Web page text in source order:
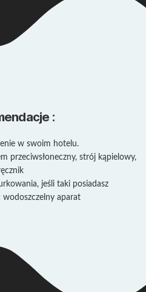
:
w swoim hotelu.
przeciwsłoneczny, strój kąpielowy,
jeśli taki posiadasz
aparat